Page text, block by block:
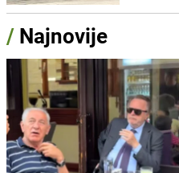
/ Najnovije